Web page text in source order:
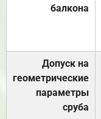
балкона
Допуск на
геометрические
параметры
сруба